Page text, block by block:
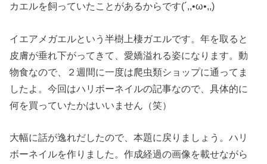
カエルを飼っていたことがあるからです(´,,•ω•,,)
イエアメガエルという半樹上棲ガエルです。年を取ると
皮膚が垂れ下がってきて、愛嬌溢れる姿になります。動
物食なので、２週間に一度は爬虫類ショップに通ってま
したよ。今回はハリボーネイルの記事なので、具体的に
何を買っていたかはいいません（笑）
大幅に話が逸れだしたので、本題に戻りましょう。ハリ
ボーネイルを作りました。作成経過の画像を載せながら